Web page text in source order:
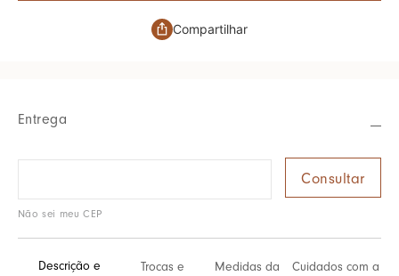
Compartilhar
Entrega
Não sei meu CEP
Descrição e
Trocas e
Medidas da
Cuidados com a